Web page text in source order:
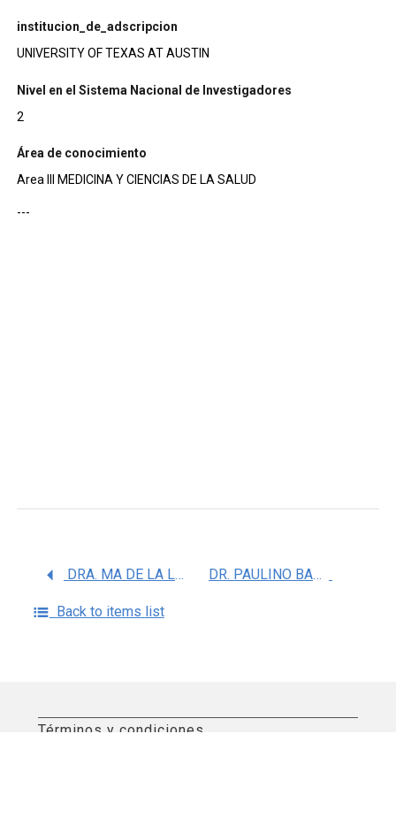
institucion_de_adscripcion
UNIVERSITY OF TEXAS AT AUSTIN
Nivel en el Sistema Nacional de Investigadores
2
Área de conocimiento
Area III MEDICINA Y CIENCIAS DE LA SALUD
---
DRA. MA DE LA LUZ GARCIA HERNANDEZ DR. PAULINO BARRAGAN IGLESIAS
Back to items list
Términos y condiciones